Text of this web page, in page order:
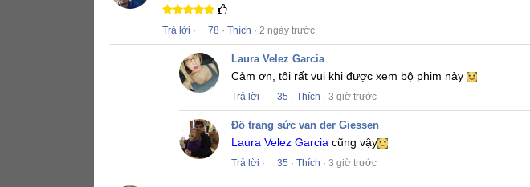
Trả lời · 78 · Thích · 2 ngày trước
Laura Velez Garcia
Cảm ơn, tôi rất vui khi được xem bộ phim này
Trả lời · 35 · Thích · 3 giờ trước
Đồ trang sức van der Giessen
Laura Velez Garcia cũng vậy
Trả lời · 35 · Thích · 3 giờ trước